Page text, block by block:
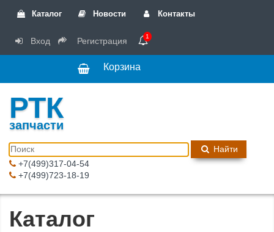
Каталог Новости Контакты
Вход Регистрация 1
Корзина
РТК
запчасти
Найти
+7(499)317-04-54
+7(499)723-18-19
Каталог